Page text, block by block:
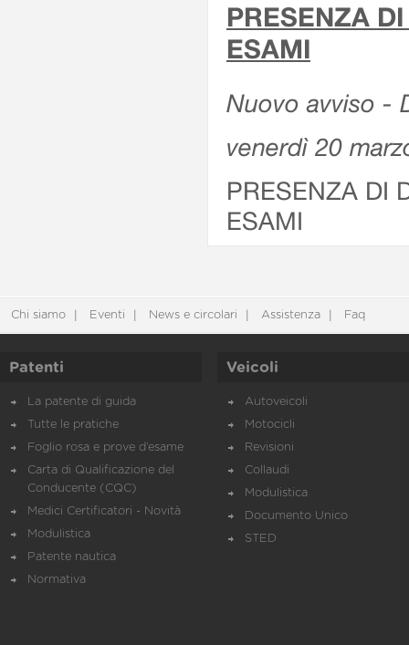
PRESENZA
ESAMI
Nuovo avviso -
venerdì 20
PRESENZA DI
ESAMI
Chi siamo Eventi News e circolari Assistenza Faq
Patenti
La patente di guida
Tutte le pratiche
Foglio rosa e prove d’esame
Carta di Qualificazione del
Conducente (CQC)
Medici Certificatori - Novità
Modulistica
Patente nautica
Normativa
Veicoli
Autoveicoli
Motocicli
Revisioni
Collaudi
Modulistica
Documento Unico
STED